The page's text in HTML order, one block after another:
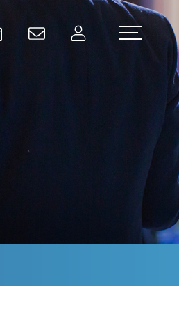
| Security
Media